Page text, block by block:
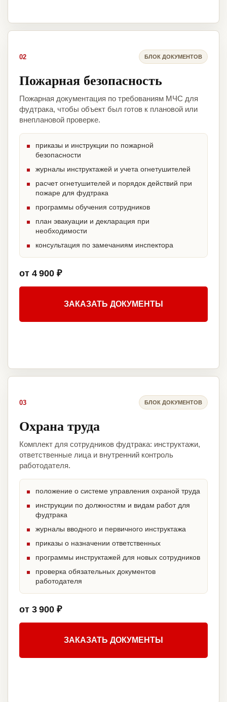
02 БЛОК ДОКУМЕНТОВ
Пожарная безопасность
Пожарная документация по требованиям МЧС для
фудтрака, чтобы объект был готов к плановой или
внеплановой проверке.
приказы и инструкции по пожарной
безопасности
журналы инструктажей и учета огнетушителей
расчет огнетушителей и порядок действий при
пожаре для фудтрака
программы обучения сотрудников
план эвакуации и декларация при
необходимости
консультация по замечаниям инспектора
от 4 900 ₽
ЗАКАЗАТЬ ДОКУМЕНТЫ
03 БЛОК ДОКУМЕНТОВ
Охрана труда
Комплект для сотрудников фудтрака: инструктажи,
ответственные лица и внутренний контроль
работодателя.
положение о системе управления охраной труда
инструкции по должностям и видам работ для
фудтрака
журналы вводного и первичного инструктажа
приказы о назначении ответственных
программы инструктажей для новых сотрудников
проверка обязательных документов
работодателя
от 3 900 ₽
ЗАКАЗАТЬ ДОКУМЕНТЫ